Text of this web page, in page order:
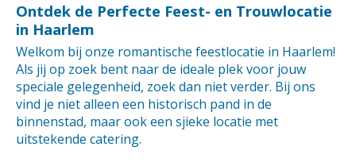
Ontdek de Perfecte Feest- en Trouwlocatie
in Haarlem
Welkom bij onze romantische feestlocatie in Haarlem!
Als jij op zoek bent naar de ideale plek voor jouw
speciale gelegenheid, zoek dan niet verder. Bij ons
vind je niet alleen een historisch pand in de
binnenstad, maar ook een sjieke locatie met
uitstekende catering.